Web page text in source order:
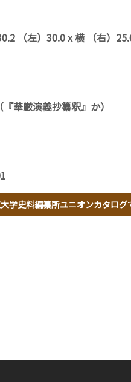
（左）30.0 x 横 （右）
華厳演義抄纂釈』か）
学史料編纂所ユニオンカタログ